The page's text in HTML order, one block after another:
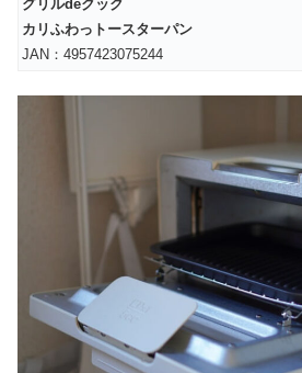
グリルdeクック
カリふわっトースターパン
JAN：4957423075244